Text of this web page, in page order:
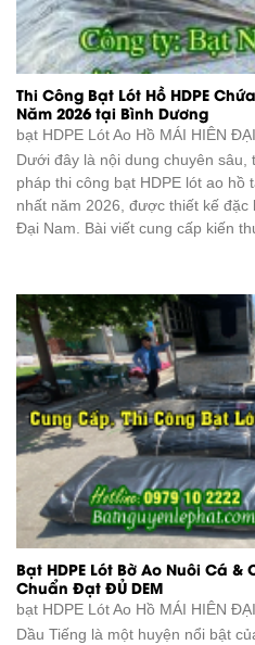
Thi Công Bạt Lót Hồ HDPE
Năm 2026 tại Bình Dương
bạt HDPE Lót Ao Hồ MÁI HIÊN
Dưới đây là nội dung chuyên sâu,
pháp thi công bạt HDPE lót ao
nhất năm 2026, được thiết kế
Đại Nam. Bài viết cung cấp kiến
Bạt HDPE Lót Bờ Ao Nuôi Cá
Chuẩn Đạt ĐỦ DEM
bạt HDPE Lót Ao Hồ MÁI HIÊN
Dầu Tiếng là một huyện nổi bật